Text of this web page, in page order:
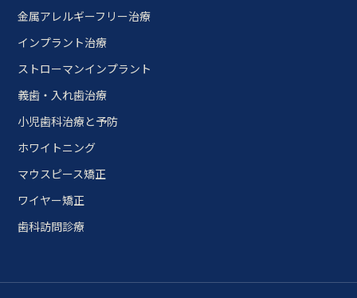
金属アレルギーフリー治療
インプラント治療
ストローマンインプラント
義歯・入れ歯治療
小児歯科治療と予防
ホワイトニング
マウスピース矯正
ワイヤー矯正
歯科訪問診療